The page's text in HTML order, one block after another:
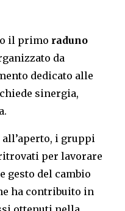
il primo raduno
da
dedicato alle
sinergia,
all’aperto, i gruppi
per lavorare
gesto del cambio
ha contribuito in